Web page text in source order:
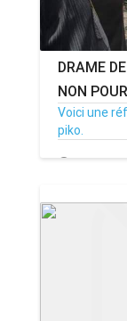
DRAME
NON
Voici une
piko.
01/02/